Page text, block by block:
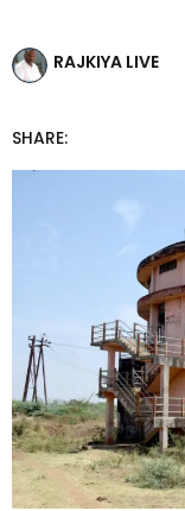
RAJKIYA LIVE
SHARE: